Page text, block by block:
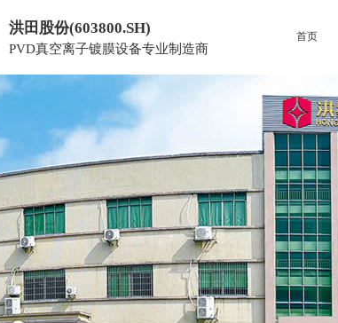
洪田股份(603800.SH)
PVD真空离子镀膜设备专业制造商
首页